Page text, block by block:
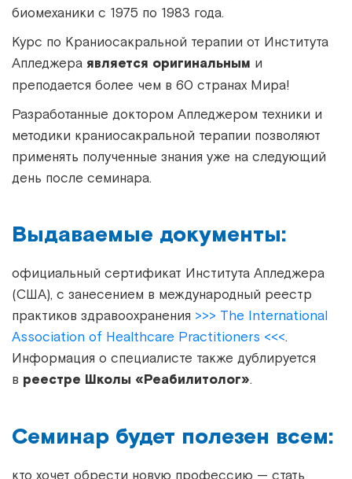
биомеханики с 1975 по 1983 года.
Курс по Краниосакральной терапии от Института
Апледжера является оригинальным и
преподается более чем в 60 странах Мира!
Разработанные доктором Апледжером техники и
методики краниосакральной терапии позволяют
применять полученные знания уже на следующий
день после семинара.
Выдаваемые документы:
официальный сертификат Института Апледжера
(США), с занесением в международный реестр
практиков здравоохранения >>> The International
Assoсiation of Healthcare Practitioners <<<.
Информация о специалисте также дублируется
в реестре Школы «Реабилитолог».
Семинар будет полезен всем:
кто хочет обрести новую профессию — стать